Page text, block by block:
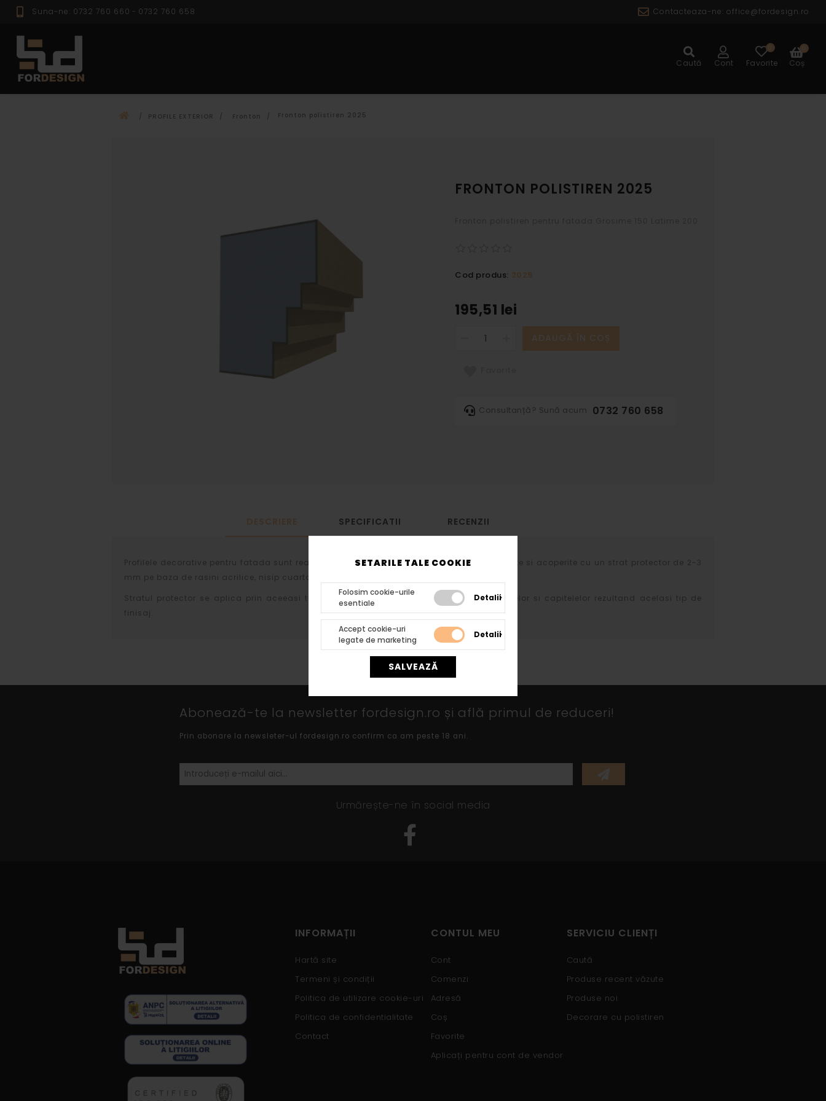
SETARILE TALE COOKIE
Folosim cookie-urile
esentiale
Detalii
Accept cookie-uri
legate de marketing
Detalii
SALVEAZĂ
Suna-ne: 0732 760 660 - 0732 760 658 Contacteaza-ne:office@fordesign.ro
Caută Cont Favorite Coș
/ PROFILE EXTERIOR / Fronton / Fronton polistiren 2025
FRONTON POLISTIREN 2025
Cod produs: 2025
195,51 lei
ADAUGĂ ÎN COȘ
Consultanță? Sună acum 0732 760 658
DESCRIERE SPECIFICATII RECENZII
Profilele decorative pentru fatada sunt realizate din polistiren expandat de inalta densitate si acoperite cu un strat protector de 2-3
mm pe baza de rasini acrilice, nisip cuartos si diversi lianti chimici.
Stratul protector se aplica prin aceeasi tehnologie atat profilelor cat si arcadelor, bazelor si capitelelor rezultand acelasi tip de
finisaj.
Abonează-te la newsletter fordesign.ro și află primul de reduceri!
Prin abonare la newsleter-ul fordesign.ro confirm ca am peste 18 ani.
Urmărește-ne în social media
INFORMAȚII
Hartă site
Termeni și condiții
Politica de utilizare cookie-uri
Politica de confidentialitate
Contact
CONTUL MEU
Cont
Comenzi
Adresă
Coș
Favorite
Aplicați pentru cont de vendor
SERVICIU CLIENȚI
Caută
Produse recent văzute
Produse noi
Decorare cu polistiren